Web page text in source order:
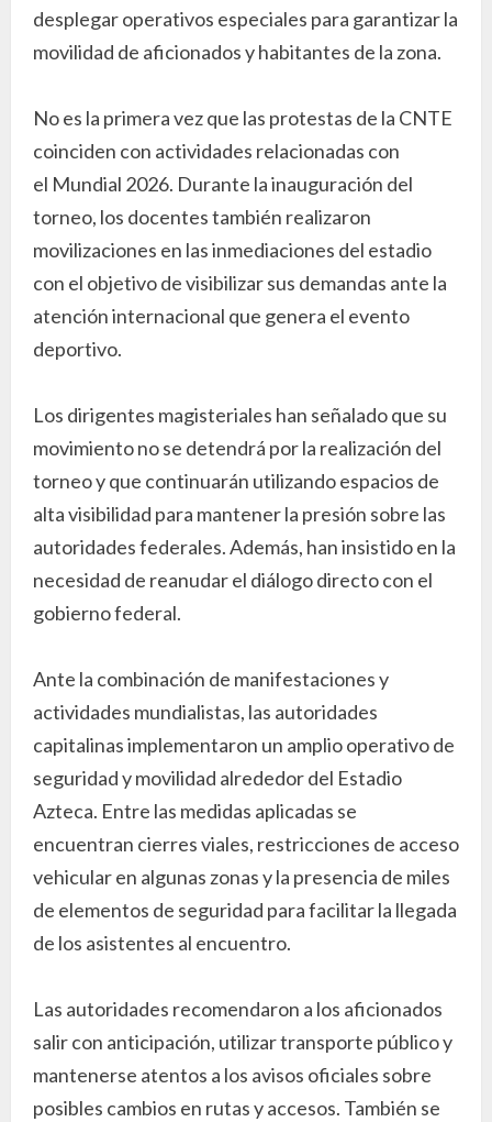
desplegar operativos especiales para garantizar la
movilidad de aficionados y habitantes de la zona.
No es la primera vez que las protestas de la CNTE
coinciden con actividades relacionadas con
el Mundial 2026. Durante la inauguración del
torneo, los docentes también realizaron
movilizaciones en las inmediaciones del estadio
con el objetivo de visibilizar sus demandas ante la
atención internacional que genera el evento
deportivo.
Los dirigentes magisteriales han señalado que su
movimiento no se detendrá por la realización del
torneo y que continuarán utilizando espacios de
alta visibilidad para mantener la presión sobre las
autoridades federales. Además, han insistido en la
necesidad de reanudar el diálogo directo con el
gobierno federal.
Ante la combinación de manifestaciones y
actividades mundialistas, las autoridades
capitalinas implementaron un amplio operativo de
seguridad y movilidad alrededor del Estadio
Azteca. Entre las medidas aplicadas se
encuentran cierres viales, restricciones de acceso
vehicular en algunas zonas y la presencia de miles
de elementos de seguridad para facilitar la llegada
de los asistentes al encuentro.
Las autoridades recomendaron a los aficionados
salir con anticipación, utilizar transporte público y
mantenerse atentos a los avisos oficiales sobre
posibles cambios en rutas y accesos. También se